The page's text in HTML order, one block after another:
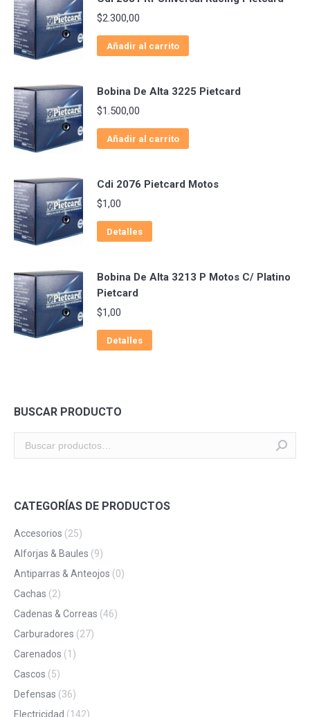
$2.300,00
Añadir al carrito
Bobina De Alta 3225 Pietcard
$1.500,00
Añadir al carrito
Cdi 2076 Pietcard Motos
$1,00
Detalles
Bobina De Alta 3213 P Motos C/ Platino
Pietcard
$1,00
Detalles
BUSCAR PRODUCTO
CATEGORÍAS DE PRODUCTOS
Accesorios (25)
Alforjas & Baules (9)
Antiparras & Anteojos (0)
Cachas (2)
Cadenas & Correas (46)
Carburadores (27)
Carenados (1)
Cascos (5)
Defensas (36)
Electricidad (142)